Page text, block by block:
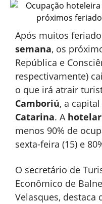
Após muitos
semana, os
República e
respectivamente)
o que irá atrair
Camboriú, a
Catarina. A
menos 90% de
sexta-feira (15) e
O secretário de
Econômico de
Velasques, destaca